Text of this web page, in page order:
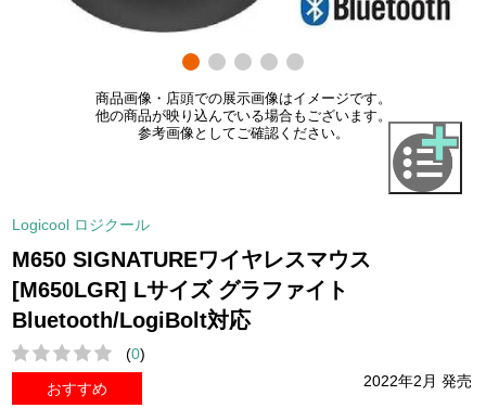
商品画像・店頭での展示画像はイメージです。
他の商品が映り込んでいる場合もございます。
参考画像としてご確認ください。
Logicool ロジクール
M650 SIGNATUREワイヤレスマウス
[M650LGR] Lサイズ グラファイト
Bluetooth/LogiBolt対応
(0)
おすすめ
2022年2月 発売